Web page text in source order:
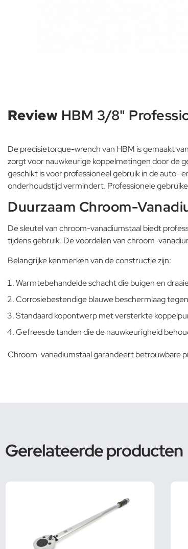
Review HBM 3/8"
De precisietorque-wrench van HBM is gemaakt
zorgt voor nauwkeurige koppelmetingen door de
geschikt is voor professioneel gebruik in de auto-
onderhoudstijd vermindert. Professionele
Duurzaam Chroom-
De sleutel van chroom-vanadiumstaal biedt
tijdens gebruik. De voordelen van chroom-
Belangrijke kenmerken van de constructie zijn:
Warmtebehandelde schacht die buigen en
Corrosiebestendige blauwe beschermlaag
Standaard kopontwerp met versterkte
Gefreesde tanden die de nauwkeurigheid
Chroom-vanadiumstaal garandeert betrouwbare
Gerelateerde producten